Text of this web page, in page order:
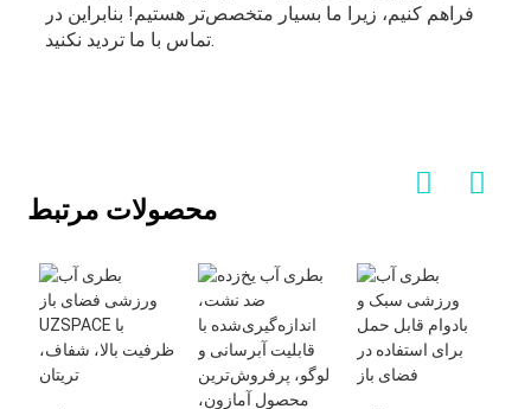
فراهم کنیم، زیرا ما بسیار متخصص‌تر هستیم! بنابراین در
تماس با ما تردید نکنید.
محصولات مرتبط